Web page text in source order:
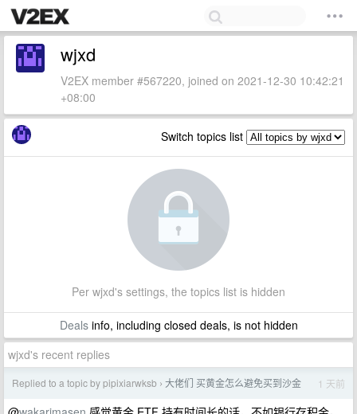
wjxd
V2EX member #567220, joined on 2021-12-30 10:42:21
+08:00
Switch topics list
Per wjxd's settings, the topics list is hidden
Dealsinfo, including closed deals, is not hidden
wjxd's recent replies
Replied to a topic by pipixiarwksb › 大佬们 买黄金怎么避免买到沙金 1 天前